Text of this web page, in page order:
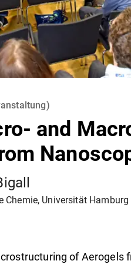
)
and
Universität Hamburg
of Aerogels